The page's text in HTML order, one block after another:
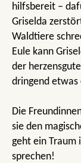
hilfsbereit –
Griselda
Waldtiere
Eule kann
der
dringend
Die
sie den
geht ein Traum
sprechen!